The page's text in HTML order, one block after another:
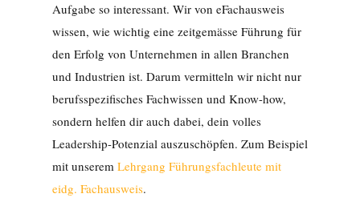
Aufgabe so interessant. Wir von eFachausweis
wissen, wie wichtig eine zeitgemässe Führung für
den Erfolg von Unternehmen in allen Branchen
und Industrien ist. Darum vermitteln wir nicht nur
berufsspezifisches Fachwissen und Know-how,
sondern helfen dir auch dabei, dein volles
Leadership-Potenzial auszuschöpfen. Zum Beispiel
mit unserem Lehrgang Führungsfachleute mit
eidg. Fachausweis.